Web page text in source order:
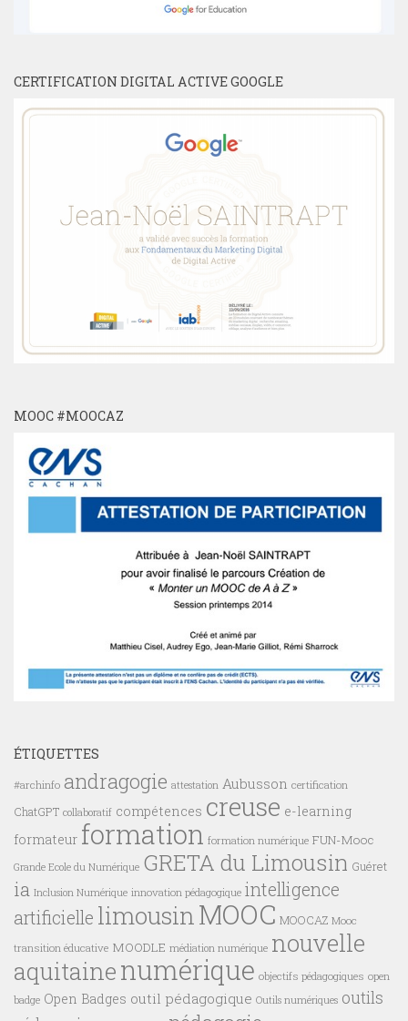
CERTIFICATION DIGITAL ACTIVE GOOGLE
MOOC #MOOCAZ
ÉTIQUETTES
#archinfo andragogie attestation Aubusson certification
ChatGPT collaboratif compétences creuse e-learning
formateur formation formation numérique FUN-Mooc
Grande Ecole du Numérique GRETA du Limousin Guéret
ia Inclusion Numérique innovation pédagogique intelligence
artificielle limousinMOOC MOOCAZ Mooc
transition éducative MOODLE médiation numérique nouvelle
aquitainenumérique objectifs pédagogiques open
badge Open Badges outil pédagogique Outils numériques outils